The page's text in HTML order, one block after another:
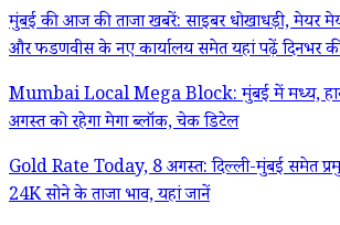
मुंबई की आज की ताजा खबरें: साइबर धोखाधड़ी, मेयर
और फडणवीस के नए कार्यालय समेत यहां पढ़ें दिनभर
Mumbai Local Mega Block: मुंबई में मध्य,
अगस्त को रहेगा मेगा ब्लॉक, चेक डिटेल
Gold Rate Today, 8 अगस्त: दिल्ली-मुंबई समेत
24K सोने के ताजा भाव, यहां जानें